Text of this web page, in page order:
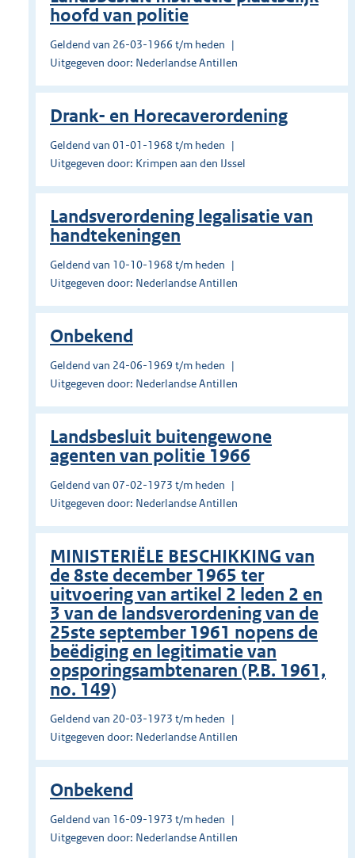
hoofd van politie
Geldend van 26-03-1966 t/m heden
Uitgegeven door: Nederlandse Antillen
Drank- en Horecaverordening
Geldend van 01-01-1968 t/m heden
Uitgegeven door: Krimpen aan den IJssel
Landsverordening legalisatie van
handtekeningen
Geldend van 10-10-1968 t/m heden
Uitgegeven door: Nederlandse Antillen
Onbekend
Geldend van 24-06-1969 t/m heden
Uitgegeven door: Nederlandse Antillen
Landsbesluit buitengewone
agenten van politie 1966
Geldend van 07-02-1973 t/m heden
Uitgegeven door: Nederlandse Antillen
MINISTERIËLE BESCHIKKING van
de 8ste december 1965 ter
uitvoering van artikel 2 leden 2 en
3 van de landsverordening van de
25ste september 1961 nopens de
beëdiging en legitimatie van
opsporingsambtenaren (P.B. 1961,
no. 149)
Geldend van 20-03-1973 t/m heden
Uitgegeven door: Nederlandse Antillen
Onbekend
Geldend van 16-09-1973 t/m heden
Uitgegeven door: Nederlandse Antillen